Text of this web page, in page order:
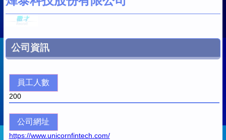
公司資訊
員工人數
200
公司網址
https://www.unicornfintech.com/